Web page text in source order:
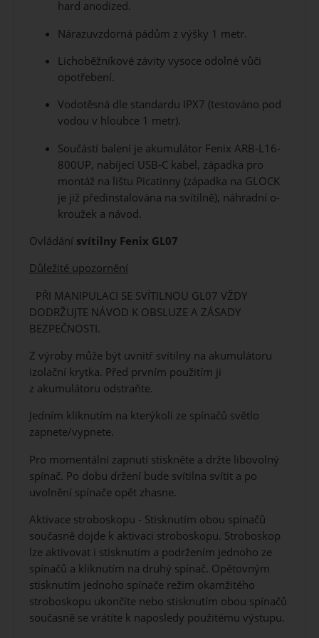
hard anodized.
Nárazuvzdorná pádům z výšky 1 metr.
Lichoběžníkové závity vysoce odolné vůči
opotřebení.
Vodotěsná dle standardu IPX7 (testováno pod
vodou v hloubce 1 metr).
Součástí balení je akumulátor Fenix ARB-L16-
800UP, nabíjecí USB-C kabel, západka pro
montáž na lištu Picatinny (západka na GLOCK
je již předinstalována na svítilně), náhradní o-
kroužek a návod.
Ovládání svítilny Fenix GL07
Důležité upozornění
PŘI MANIPULACI SE SVÍTILNOU GL07 VŽDY
DODRŽUJTE NÁVOD K OBSLUZE A ZÁSADY
BEZPEČNOSTI.
Z výroby může být uvnitř svítilny na akumulátoru
izolační krytka. Před prvním použitím ji
z akumulátoru odstraňte.
Jedním kliknutím na kterýkoli ze spínačů světlo
zapnete/vypnete.
Pro momentální zapnutí stiskněte a držte libovolný
spínač. Po dobu držení bude svítilna svítit a po
uvolnění spínače opět zhasne.
Aktivace stroboskopu - Stisknutím obou spínačů
současně dojde k aktivaci stroboskopu. Stroboskop
lze aktivovat i stisknutím a podržením jednoho ze
spínačů a kliknutím na druhý spínač. Opětovným
stisknutím jednoho spínače režim okamžitého
stroboskopu ukončíte nebo stisknutím obou spínačů
současně se vrátíte k naposledy použitému výstupu.